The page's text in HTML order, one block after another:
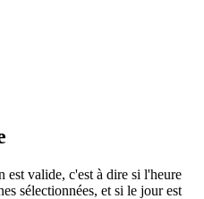
est valide, c'est à dire si l'heure
sélectionnées, et si le jour est